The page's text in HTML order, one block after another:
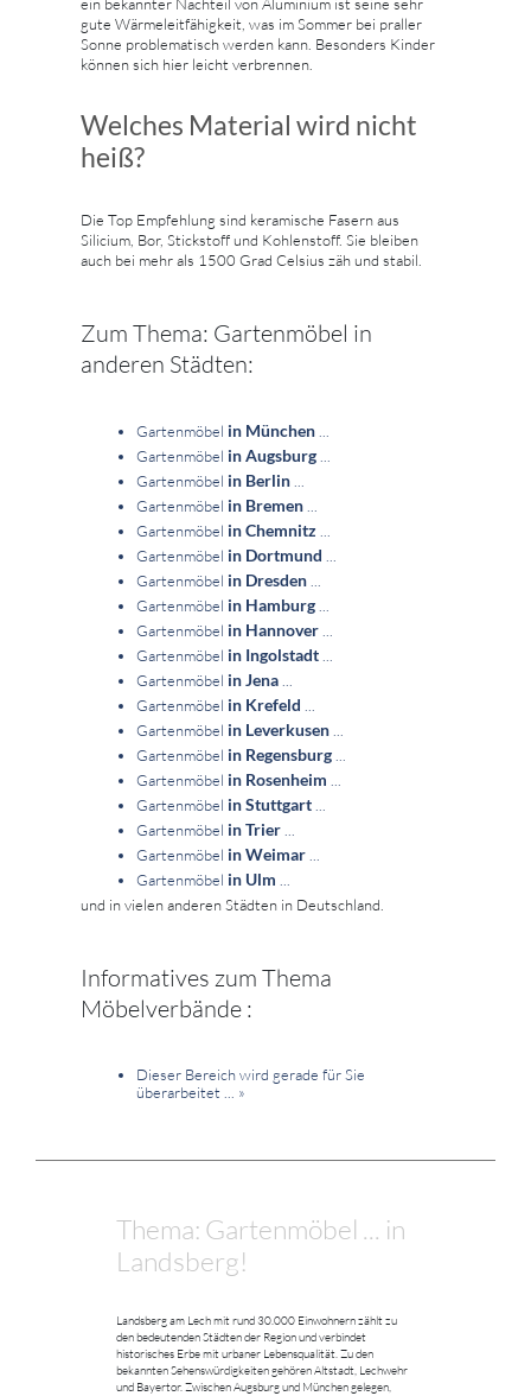
gute Wärmeleitfähigkeit, was im Sommer bei praller
Sonne problematisch werden kann. Besonders Kinder
können sich hier leicht verbrennen.
Welches Material wird nicht
heiß?
Die Top Empfehlung sind keramische Fasern aus
Silicium, Bor, Stickstoff und Kohlenstoff. Sie bleiben
auch bei mehr als 1500 Grad Celsius zäh und stabil.
Zum Thema: Gartenmöbel in
anderen Städten:
Gartenmöbel in München
Gartenmöbel in Augsburg
Gartenmöbel in Berlin
Gartenmöbel in Bremen
Gartenmöbel in Chemnitz
Gartenmöbel in Dortmund
Gartenmöbel in Dresden
Gartenmöbel in Hamburg
Gartenmöbel in Hannover
Gartenmöbel in Ingolstadt
Gartenmöbel in Jena
Gartenmöbel in Krefeld
Gartenmöbel in Leverkusen
Gartenmöbel in Regensburg
Gartenmöbel in Rosenheim
Gartenmöbel in Stuttgart
Gartenmöbel in Trier
Gartenmöbel in Weimar
Gartenmöbel in Ulm
und in vielen anderen Städten in Deutschland.
Informatives zum Thema
Möbelverbände :
Dieser Bereich wird gerade für Sie
überarbeitet ...
»
Thema: Gartenmöbel ... in
Landsberg!
Landsberg am Lech mit rund 30.000 Einwohnern zählt zu
den bedeutenden Städten der Region und verbindet
historisches Erbe mit urbaner Lebensqualität. Zu den
bekannten Sehenswürdigkeiten gehören Altstadt, Lechwehr
und Bayertor. Zwischen Augsburg und München gelegen,